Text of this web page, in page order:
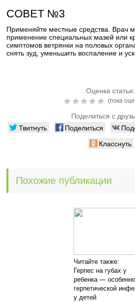
СОВЕТ №3
Применяйте местные средства. Врач
применение специальных мазей или
симптомов ветрянки на половых
снять зуд, уменьшить воспаление и
Оценка статьи:
(пока
Поделиться с
Твитнуть Поделиться
Класснуть
Похожие публикации
Читайте также:
Герпес на губах у
ребенка —
герпетической
у детей